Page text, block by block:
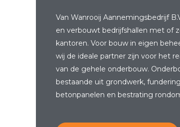
Van Wanrooij Aannemingsbedrijf
en verbouwt bedrijfshallen met of
kantoren. Voor bouw in eigen
wij de ideale partner zijn voor het
van de gehele onderbouw.
bestaande uit grondwerk,
betonpanelen en bestrating